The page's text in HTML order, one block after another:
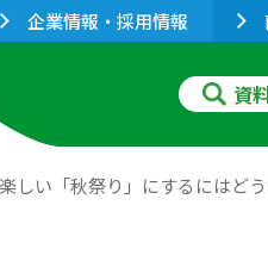
企業情報・採用情報
資
い「秋祭り」にするにはど